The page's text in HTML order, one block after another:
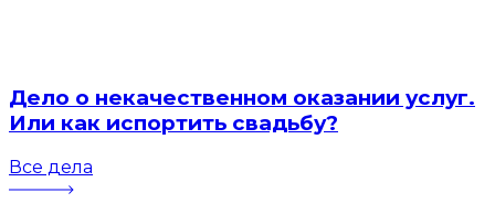
Дело о некачественном оказании услуг.
Или как испортить свадьбу?
Все дела